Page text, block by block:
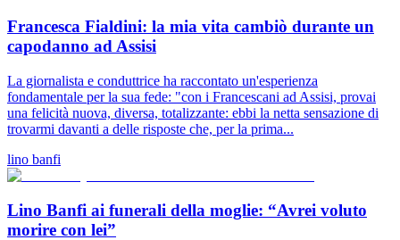
Francesca Fialdini: la mia vita cambiò durante un
capodanno ad Assisi
La giornalista e conduttrice ha raccontato un'esperienza
fondamentale per la sua fede: "con i Francescani ad Assisi, provai
una felicità nuova, diversa, totalizzante: ebbi la netta sensazione di
trovarmi davanti a delle risposte che, per la prima...
lino banfi
Lino Banfi ai funerali della moglie: “Avrei voluto
morire con lei”